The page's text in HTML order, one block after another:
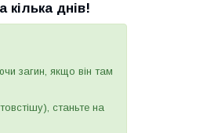
днів!
загин, якщо він там
станьте на